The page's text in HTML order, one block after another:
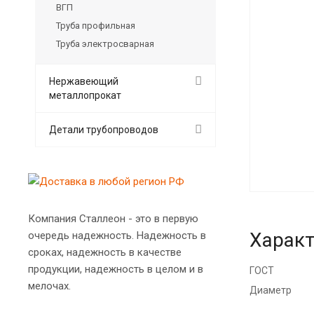
ГОСТ
Диаметр
ВГП
Труба профильная
Труба электросварная
Нержавеющий
металлопрокат
Детали трубопроводов
Компания Сталлеон - это в первую
очередь надежность. Надежность в
сроках, надежность в качестве
продукции, надежность в целом и в
мелочах.